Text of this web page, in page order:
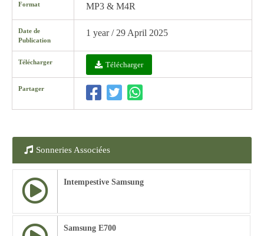
Format MP3 & M4R
Date de
Publication
1 year / 29 April 2025
Télécharger Télécharger
Partager
Sonneries Associées
Intempestive Samsung
Samsung E700